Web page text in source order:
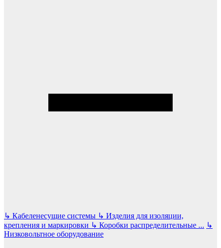
↳ Кабеленесущие системы ↳ Изделия для изоляции,
крепления и маркировки ↳ Коробки распределительные ... ↳
Низковольтное оборудование